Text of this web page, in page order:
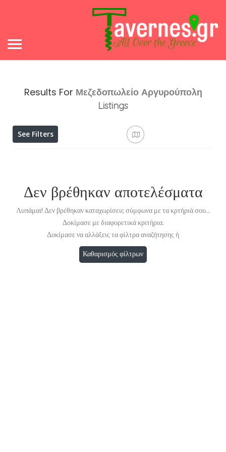
Results For Μεζεδοπωλείο Αργυρούπολη
Listings
See Filters
Δεν βρέθηκαν αποτελέσματα
Λυπάμαι! Δεν βρέθηκαν καταχωρίσεις σύμφωνα με τα κρτήριά σου...
Δοκίμασε με διαφορετικά κριτήρια.
Δοκίμασε να αλλάξεις τα φίλτρα αναζήτησης ή
Καθαρισμός φίλτρων